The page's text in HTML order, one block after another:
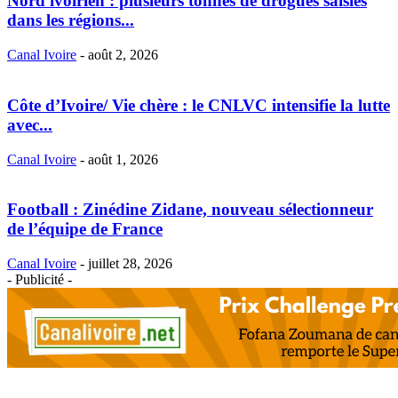
dans les régions...
Canal Ivoire - août 2, 2026
Côte d’Ivoire/ Vie chère : le CNLVC intensifie la lutte
avec...
Canal Ivoire - août 1, 2026
Football : Zinédine Zidane, nouveau sélectionneur
de l’équipe de France
Canal Ivoire - juillet 28, 2026
- Publicité -